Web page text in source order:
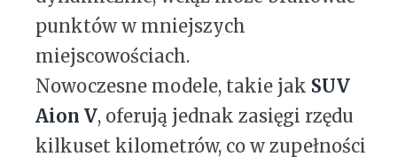
punktów w mniejszych
miejscowościach.
Nowoczesne modele, takie jak SUV
Aion V, oferują jednak zasięgi rzędu
kilkuset kilometrów, co w zupełności